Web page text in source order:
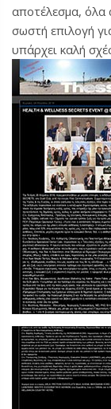
αποτέλεσμα, όλα
σωστή επιλογή
υπάρχει καλή